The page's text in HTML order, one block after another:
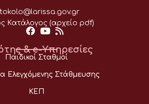
Κατάλογος (αρχείο pdf)
& e-Υπηρεσίες
Παιδικοί Σταθμοί
Ελεγχόμενης Στάθμευσης
ΚΕΠ